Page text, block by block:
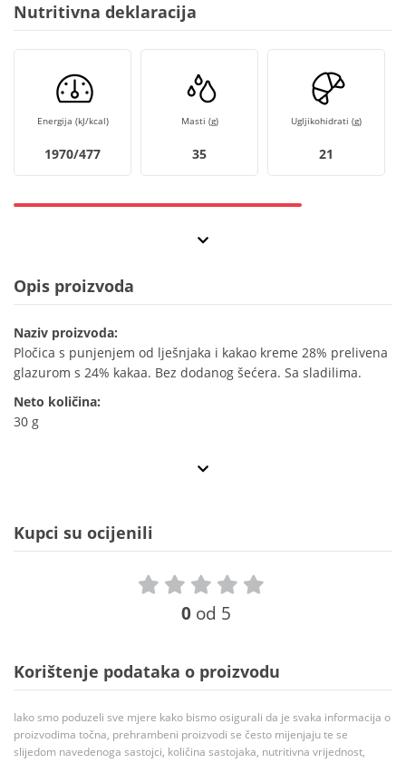
Nutritivna deklaracija
Energija (kJ/kcal)
1970/477
Masti (g)
35
Ugljikohidrati (g)
21
Opis proizvoda
Naziv proizvoda:
Pločica s punjenjem od lješnjaka i kakao kreme 28% prelivena
glazurom s 24% kakaa. Bez dodanog šećera. Sa sladilima.
Neto količina:
30 g
Kupci su ocijenili
0 od 5
Korištenje podataka o proizvodu
Iako smo poduzeli sve mjere kako bismo osigurali da je svaka informacija o
proizvodima točna, prehrambeni proizvodi se često mijenjaju te se
slijedom navedenoga sastojci, količina sastojaka, nutritivna vrijednost,